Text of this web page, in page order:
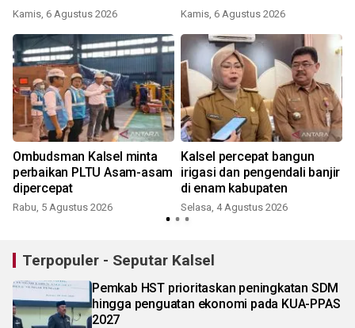
Kamis, 6 Agustus 2026 Kamis, 6 Agustus 2026
Ombudsman Kalsel minta
perbaikan PLTU Asam-asam
dipercepat
Rabu, 5 Agustus 2026
Kalsel percepat bangun
irigasi dan pengendali banjir
di enam kabupaten
Selasa, 4 Agustus 2026
Terpopuler - Seputar Kalsel
Pemkab HST prioritaskan peningkatan SDM
hingga penguatan ekonomi pada KUA-PPAS
2027